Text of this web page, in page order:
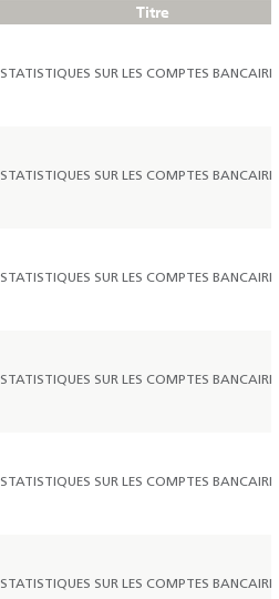
Titre
STATISTIQUES SUR LES COMPTES
STATISTIQUES SUR LES COMPTES
STATISTIQUES SUR LES COMPTES
STATISTIQUES SUR LES COMPTES
STATISTIQUES SUR LES COMPTES
STATISTIQUES SUR LES COMPTES